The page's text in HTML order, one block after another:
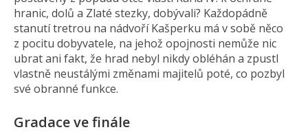
hranic, dolů a Zlaté stezky, dobývali? Každopádně
stanutí tretrou na nádvoří Kašperku má v sobě něco
z pocitu dobyvatele, na jehož opojnosti nemůže nic
ubrat ani fakt, že hrad nebyl nikdy obléhán a zpustl
vlastně neustálými změnami majitelů poté, co pozbyl
své obranné funkce.
Gradace ve finále